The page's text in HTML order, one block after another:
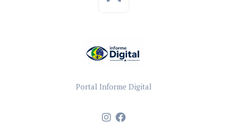
Portal Informe Digital